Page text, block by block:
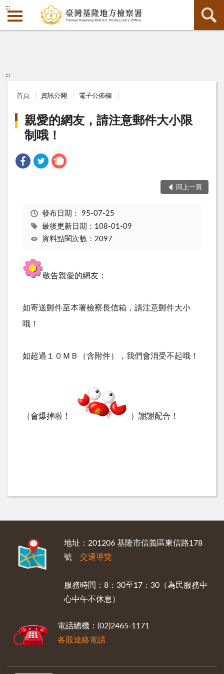
:::
:::
首頁 資訊公開 電子公佈欄
親愛的網友，請注意郵件大小限
制哦！
回上一頁
發布日期： 95-07-25
最後更新日期：108-01-09
資料點閱次數：2097
敬告親愛的網友：
如寄送郵件至本署檢察長信箱，請注意郵件大小
哦！
如超過１０ＭＢ（含附件），我們會消受不起哦！
（會爆掉啦！ ）謝謝配合！
地址：201206 基隆市信義區東信路178
號 交通導覽
服務時間：8：30至17：30（為民服務中
心中午不休息）
電話總機：(02)2465-1171
各股連絡電話